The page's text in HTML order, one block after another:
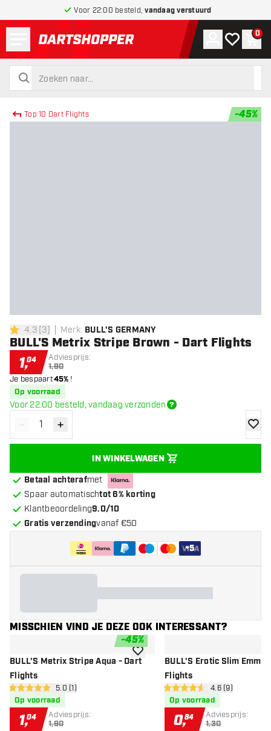
Voor 22:00 besteld,vandaag verstuurd
terug naar home pagina
zoeken
zoeken
Account
Mijn 0
Top 10 Dart Flights -45%
4.3 score sterren
4.3[3] Merk: BULL'S GERMANY
BULL'S Metrix Stripe Brown - Dart Flights
1,04 Adviesprijs:
1,90
Je bespaart45% !
Op voorraad
Voor 22:00 besteld, vandaag verzonden
Verminder hoeveelheid
- Verhoog hoeveelheid
+
IN WINKELWAGEN
Betaal achterafmet
Spaar automatischtot 6% korting
Klantbeoordeling9.0/10
Gratis verzendingvanaf €50
+5
MISSCHIEN VIND JE DEZE OOK INTERESSANT?
-45%
BULL'S Metrix Stripe Aqua - Dart
Flights
open reviews drawer
5 score sterren5.0 (1)
Op voorraad
1,04 Adviesprijs:
1,90
toevoegen aan verlanglijst
BULL'S Erotic Slim Emma
Flights
open reviews
4.6 score sterren4.6 (9)
Op voorraad
0,84 Adviesprijs:
1,30